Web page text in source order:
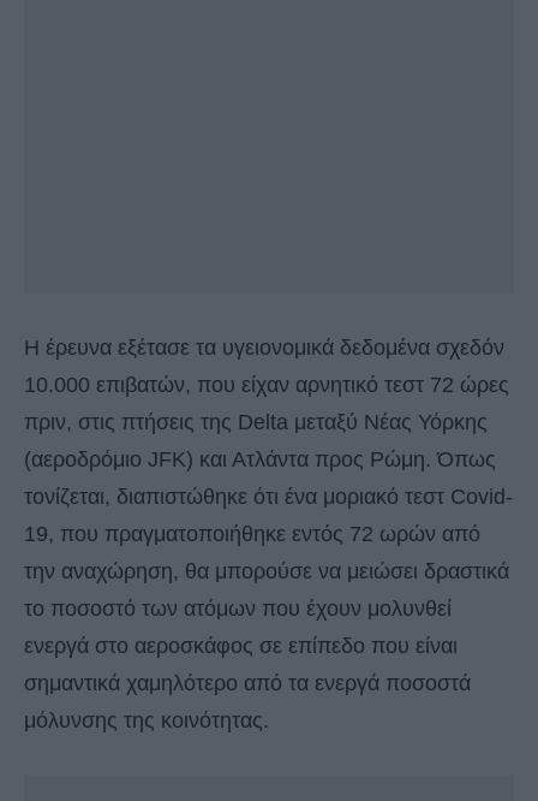
Η έρευνα εξέτασε τα υγειονομικά δεδομένα σχεδόν
10.000 επιβατών, που είχαν αρνητικό τεστ 72 ώρες
πριν, στις πτήσεις της Delta μεταξύ Νέας Υόρκης
(αεροδρόμιο JFK) και Ατλάντα προς Ρώμη. Όπως
τονίζεται, διαπιστώθηκε ότι ένα μοριακό τεστ Covid-
19, που πραγματοποιήθηκε εντός 72 ωρών από
την αναχώρηση, θα μπορούσε να μειώσει δραστικά
το ποσοστό των ατόμων που έχουν μολυνθεί
ενεργά στο αεροσκάφος σε επίπεδο που είναι
σημαντικά χαμηλότερο από τα ενεργά ποσοστά
μόλυνσης της κοινότητας.